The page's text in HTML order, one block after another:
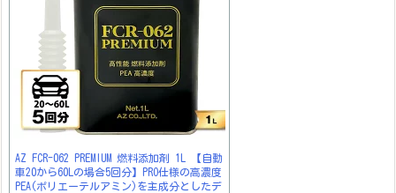
AZ FCR-062 PREMIUM 燃料添加剤 1L 【自動
車20から60Lの場合5回分】PRO仕様の高濃度
PEA(ポリエーテルアミン)を主成分としたデ